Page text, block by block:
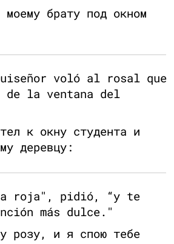
брату под окном
voló al rosal que
de la ventana del
к окну студента и
деревцу:
roja", pidió, “y te
más dulce."
розу, и я спою тебе